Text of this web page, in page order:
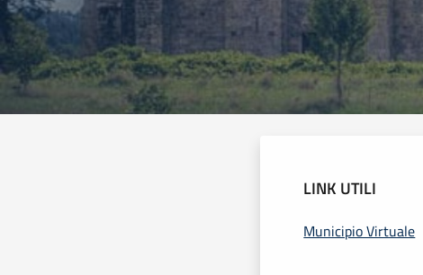
LINK UTILI
Municipio Virtuale